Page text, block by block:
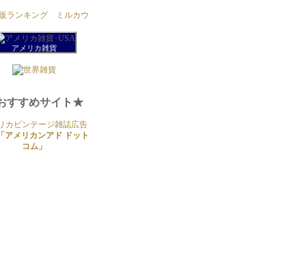
アメリカ雑貨
すすめサイト★
カビンテージ雑誌広告
「アメリカンアド ドット
コム」